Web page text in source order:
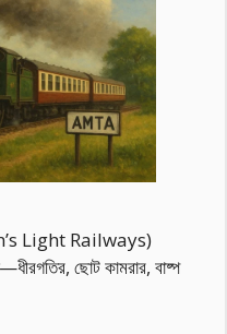
Light Railways)
ছোট কামরার, বাষ্প